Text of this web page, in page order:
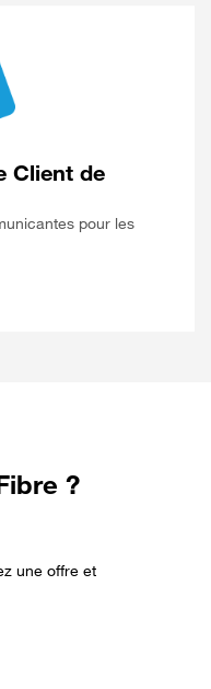
Client de
pour les
?
une offre et